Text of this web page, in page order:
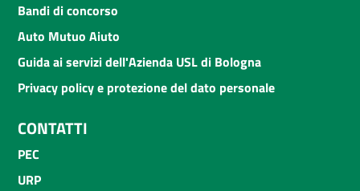
Bandi di concorso
Auto Mutuo Aiuto
Guida ai servizi dell'Azienda USL di Bologna
Privacy policy e protezione del dato personale
CONTATTI
PEC
URP